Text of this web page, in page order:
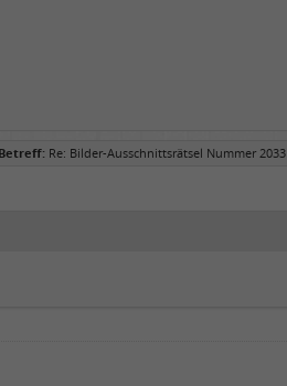
Betreff: Re: Bilder-Ausschnittsrätsel Nummer 2033